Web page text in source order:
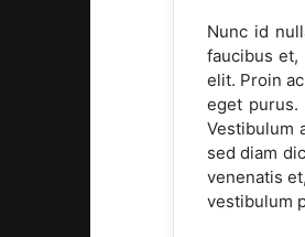
Nunc id
faucibus
elit. Proin
eget purus.
Vestibulum
sed diam
venenatis
vestibulum